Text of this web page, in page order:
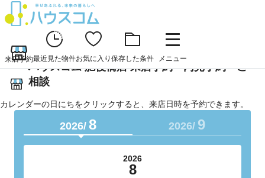
来店予約最近見た物件お気に入り 保存した条件 メニュー
ハウスコム 肥後橋店 来店予約・内見予約・ご
相談
カレンダーの日にちをクリックすると、来店日時を予約できます。
2026/ 8 2026/ 9
2026
8